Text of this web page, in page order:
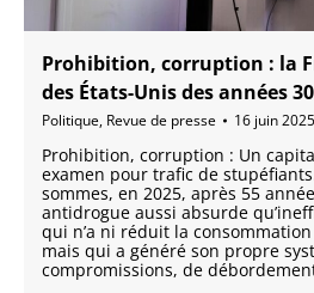
Prohibition, corruption : la
des États-Unis des années
Politique, Revue de presse 16 juin 2025
Prohibition, corruption : Un
examen pour trafic de
sommes, en 2025, après 55
antidrogue aussi absurde
qui n’a ni réduit la
mais qui a généré son propre
compromissions, de